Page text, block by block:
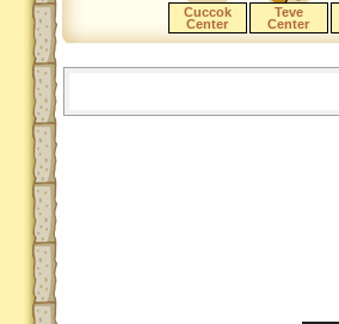
Cuccok
Center
Teve
Center